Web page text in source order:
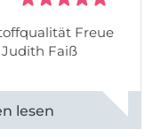
Freue
Faiß